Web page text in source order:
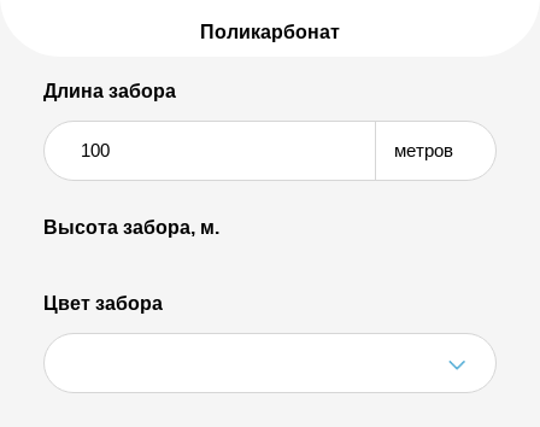
Поликарбонат
Длина забора
метров
Высота забора, м.
Цвет забора